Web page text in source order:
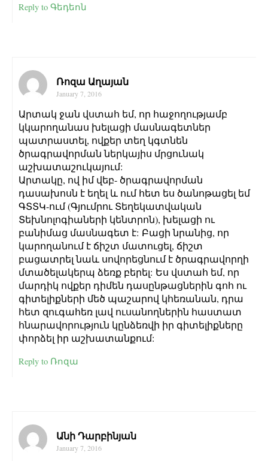
Reply to Գեդեոն
Ռոզա Աղայան
January 7, 2016
Արտակ ջան վստահ եմ, որ հաջողությամբ
կկարողանաս խելացի մասնագետներ
պատրաստել, ովքեր տեղ կգտնեն
ծրագրավորման ներկայիս մրցունակ
աշխատաշուկայում:
Արտակը, ով իմ վեբ- ծրագրավորման
դասախոսն է եղել և ում հետ ես ծանոթացել եմ
ԳՏՏԿ-ում (Գյումրու Տեղեկատվական
Տեխնոլոգիաների կենտրոն), խելացի ու
բանիմաց մասնագետ է: Բացի նրանից, որ
կարողանում է ճիշտ մատուցել, ճիշտ
բացատրել նաև սովորեցնում է ծրագրավորղի
մտածելակերպ ձեռք բերել: Ես վստահ եմ, որ
մարդիկ ովքեր դիմեն դասընթացներին գոհ ու
գիտելիքների մեծ պաշարով կհեռանան, դրա
հետ զուգահեռ լավ ուսանողներին հաստատ
հնարավորություն կընձեռվի իր գիտելիքները
փորձել իր աշխատանքում:
Reply to Ռոզա
Անի Դարբինյան
January 7, 2016